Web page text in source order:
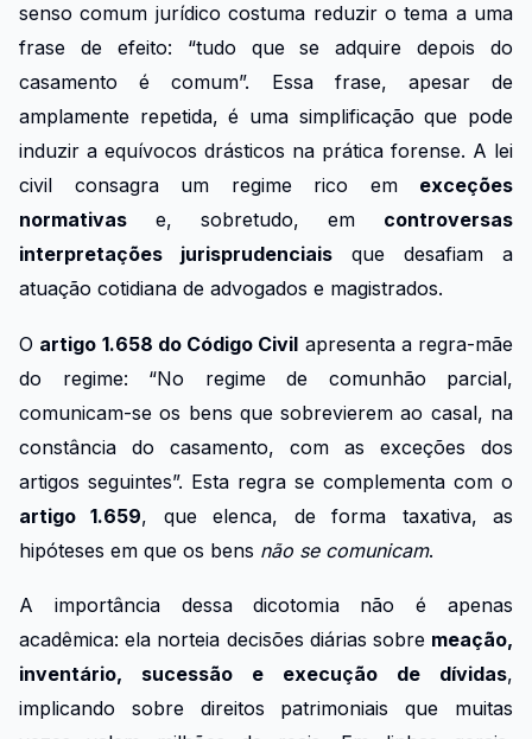
senso comum jurídico costuma reduzir o tema a uma
frase de efeito: “tudo que se adquire depois do
casamento é comum”. Essa frase, apesar de
amplamente repetida, é uma simplificação que pode
induzir a equívocos drásticos na prática forense. A lei
civil consagra um regime rico em exceções
normativas e, sobretudo, em controversas
interpretações jurisprudenciais que desafiam a
atuação cotidiana de advogados e magistrados.
O artigo 1.658 do Código Civil apresenta a regra-mãe
do regime: “No regime de comunhão parcial,
comunicam-se os bens que sobrevierem ao casal, na
constância do casamento, com as exceções dos
artigos seguintes”. Esta regra se complementa com o
artigo 1.659, que elenca, de forma taxativa, as
hipóteses em que os bens não se comunicam.
A importância dessa dicotomia não é apenas
acadêmica: ela norteia decisões diárias sobre meação,
inventário, sucessão e execução de dívidas,
implicando sobre direitos patrimoniais que muitas